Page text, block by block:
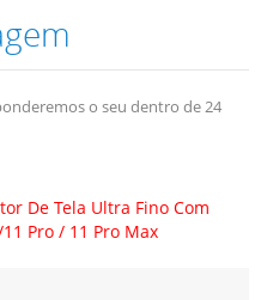
o seu dentro de 24
De Tela Ultra Fino Com
Pro / 11 Pro Max